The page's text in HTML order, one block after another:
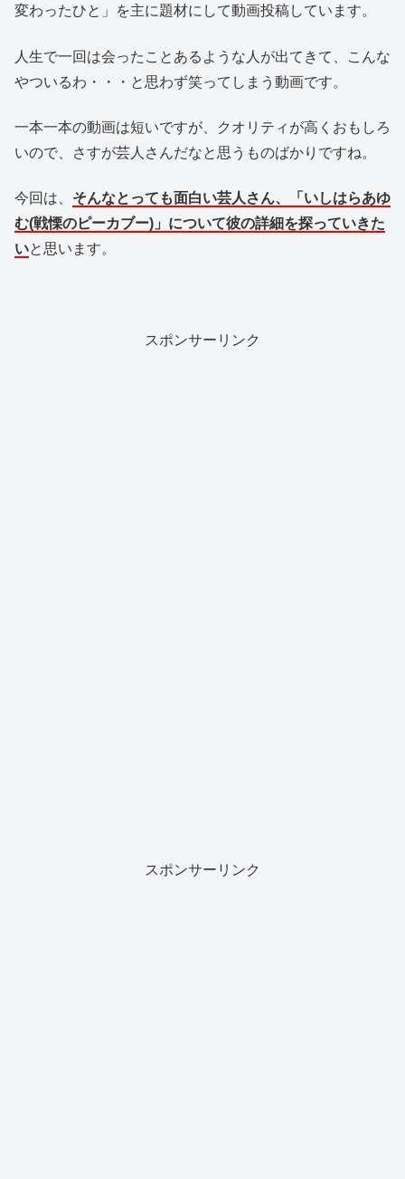
変わったひと」を主に題材にして動画投稿しています。
人生で一回は会ったことあるような人が出てきて、こんな
やついるわ・・・と思わず笑ってしまう動画です。
一本一本の動画は短いですが、クオリティが高くおもしろ
いので、さすが芸人さんだなと思うものばかりですね。
今回は、 そんなとっても面白い芸人さん、「いしはらあゆ
む(戦慄のピーカブー)」について彼の詳細を探っていきた
いと思います。
スポンサーリンク
スポンサーリンク